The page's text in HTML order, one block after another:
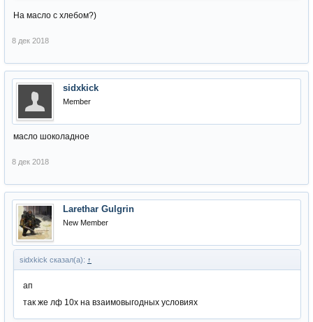
На масло с хлебом?)
8 дек 2018
sidxkick
Member
масло шоколадное
8 дек 2018
Larethar Gulgrin
New Member
sidxkick сказал(а): ↑
ап
так же лф 10х на взаимовыгодных условиях